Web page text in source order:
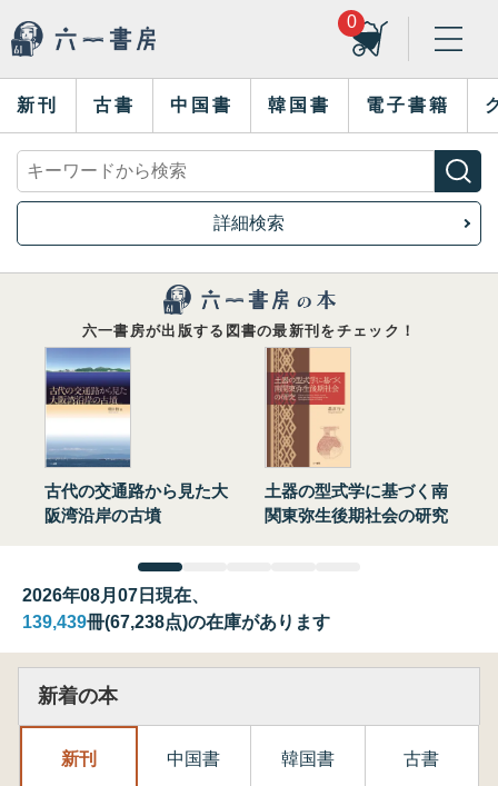
0
新刊 古書 中国書 韓国書 電子書籍
詳細検索
六一書房が出版する図書の最新刊をチェック！
古代の交通路から見た大
阪湾沿岸の古墳
土器の型式学に基づく南
関東弥生後期社会の研究
2026年08月07日現在、
139,439冊(67,238点)の在庫があります
新着の本
新刊 中国書 韓国書 古書